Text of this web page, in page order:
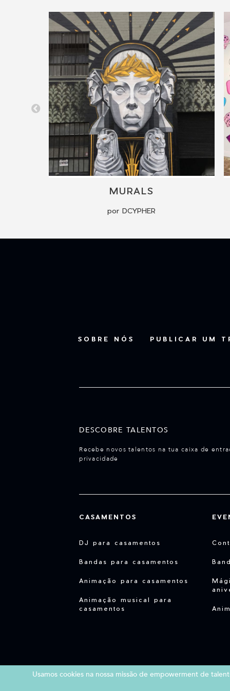
MURALS
por DCYPHER
SOBRE NÓS PUBLICAR UM
DESCOBRE TALENTOS
Recebe novos talentos na tua caixa de
privacidade
CASAMENTOS
DJ para casamentos
Bandas para casamentos
Animação para casamentos
Animação musical para
casamentos
Usamos cookies na nossa missão de empowerment de